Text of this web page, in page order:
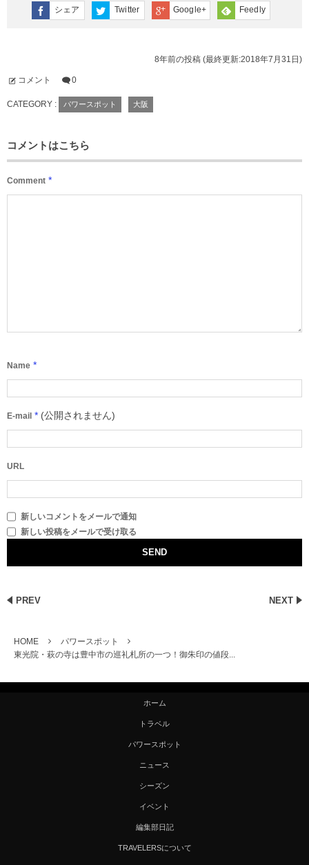
シェア Twitter Google+ Feedly
8年前の投稿 (最終更新:2018年7月31日)
コメント 0
CATEGORY : パワースポット 大阪
コメントはこちら
Comment *
Name *
E-mail * (公開されません)
URL
新しいコメントをメールで通知
新しい投稿をメールで受け取る
PREV NEXT
HOME
パワースポット
東光院・萩の寺は豊中市の巡礼札所の一つ！御朱印の値段...
ホーム
トラベル
パワースポット
ニュース
シーズン
イベント
編集部日記
TRAVELERSについて